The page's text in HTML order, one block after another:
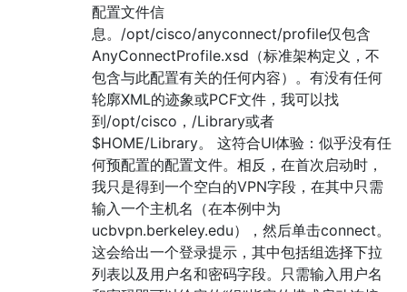
配置文件信
息。/opt/cisco/anyconnect/profile仅包含
AnyConnectProfile.xsd（标准架构定义，不
包含与此配置有关的任何内容）。有没有任何
轮廓XML的迹象或PCF文件，我可以找
到/opt/cisco，/Library或者
$HOME/Library。 这符合UI体验：似乎没有任
何预配置的配置文件。相反，在首次启动时，
我只是得到一个空白的VPN字段，在其中只需
输入一个主机名（在本例中为
ucbvpn.berkeley.edu），然后单击connect。
这会给出一个登录提示，其中包括组选择下拉
列表以及用户名和密码字段。只需输入用户名